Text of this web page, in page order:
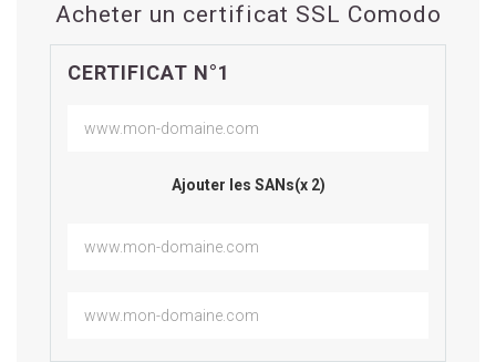
Acheter un certificat SSL Comodo
CERTIFICAT N°1
Ajouter les SANs(x 2)